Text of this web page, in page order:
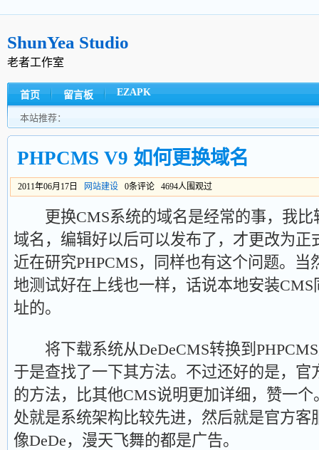
ShunYea Studio
老者工作室
首页 留言板 EZAPK
本站推荐：
PHPCMS V9 如何更换域名
2011年06月17日 网站建设 0条评论 4694人围观过
更换CMS系统的域名是经常的事，我比
域名，编辑好以后可以发布了，才更改为正
近在研究PHPCMS，同样也有这个问题。
地测试好在上线也一样，话说本地安装
址的。
将下载系统从DeDeCMS转换到
于是查找了一下其方法。不过还好的是，官
的方法，比其他CMS说明更加详细，赞一个
处就是系统架构比较先进，然后就是官方客
像DeDe，漫天飞舞的都是广告。